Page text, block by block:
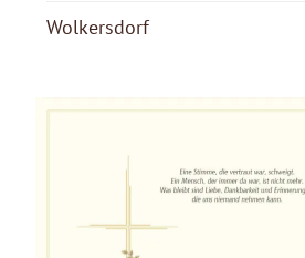
Wolkersdorf